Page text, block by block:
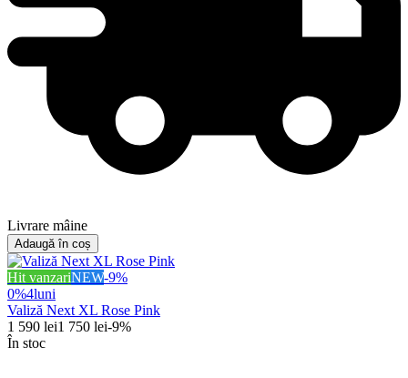
Livrare mâine
Adaugă în coș
Hit vanzariNEW-9%
0%4luni
Valiză Next XL Rose Pink
1 590 lei1 750 lei-9%
În stoc